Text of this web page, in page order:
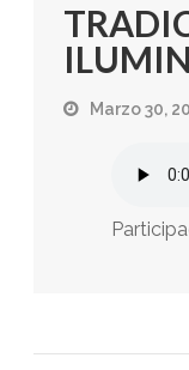
Marzo 30,